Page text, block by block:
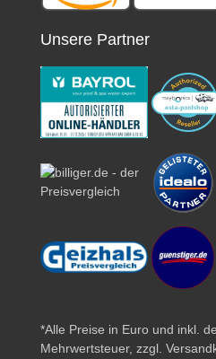
Unsere Partner
*Alle Preise in Euro und inkl.
Mehrwertsteuer, zzgl.